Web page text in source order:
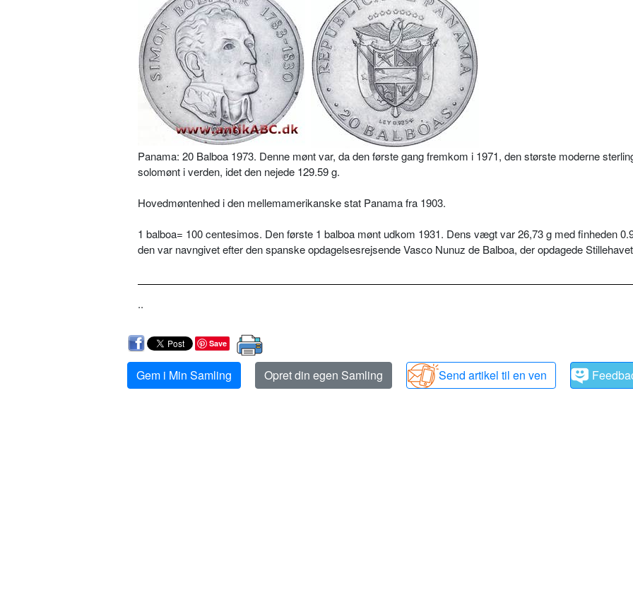
Panama: 20 Balboa 1973. Denne mønt var, da den første gang fremkom i 1971, den største moderne
solomønt i verden, idet den nejede 129.59 g.
Hovedmøntenhed i den mellemamerikanske stat Panama fra 1903.
1 balboa= 100 centesimos. Den første 1 balboa mønt udkom 1931. Dens vægt var 26,73 g med finheden
den var navngivet efter den spanske opdagelsesrejsende Vasco Nunuz de Balboa, der opdagede
..
Save
Gem i Min Samling Opret din egen Samling Send artikel til en ven